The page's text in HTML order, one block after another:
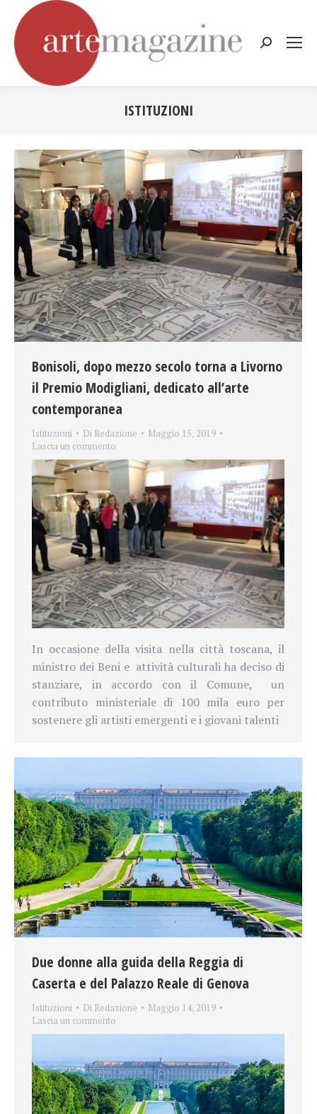
Cerca:
ISTITUZIONI
Bonisoli, dopo mezzo secolo torna a Livorno
il Premio Modigliani, dedicato all’arte
contemporanea
Istituzioni Di Redazione
Maggio 15, 2019
Lascia un commento
In occasione della visita nella città toscana, il
ministro dei Beni e attività culturali ha deciso di
stanziare, in accordo con il Comune,
un
contributo ministeriale di 100 mila euro per
sostenere gli artisti emergenti e i giovani talenti
Due donne alla guida della Reggia di
Caserta e del Palazzo Reale di Genova
Istituzioni Di Redazione
Maggio 14, 2019
Lascia un commento